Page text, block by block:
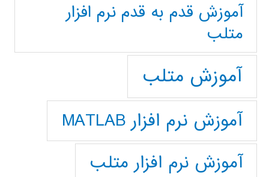
آموزش قدم به قدم نرم افزار
متلب
آموزش متلب
آموزش نرم افزار MATLAB
آموزش نرم افزار متلب